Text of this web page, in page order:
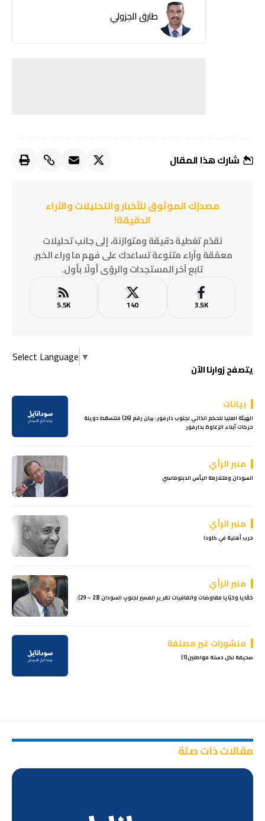
طارق الجزولي
شارك هذا المقال
مصدرُك الموثوق للأخبار والتحليلات والآراء
الدقيقة!
نقدّم تغطية دقيقة ومتوازنة، إلى جانب تحليلات
معمّقة وآراء متنوعة تساعدك على فهم ما وراء الخبر.
تابع آخر المستجدات والرؤى أولًا بأول.
3.5K
140
5.5K
Select Language ▼
يتصفح زوارنا الآن
بيانات
الهيئة العليا للحكم الذاتي لجنوب دارفور: بيان رقم (26) فلتسقط دويلة
حركات أبناء الزغاوة بدارفور
منبر الرأي
السودان ومتلازمة اليأس الدبلوماسي
منبر الرأي
حرب أهلية في كاودا
منبر الرأي
خفَايا وخبَايا مفاوضات واتفاقيات تقريرِ المصير لجنوبِ السودان (23 – 29):
منشورات غير مصنفة
صحيفة لكل دستة مواطنين(1)
مقالات ذات صلة